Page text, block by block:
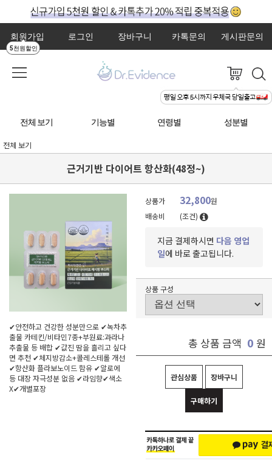
회원가입
5천원할인
로그인 장바구니 카톡문의 게시판문의
전체 보기 기능별 연령별 성분별
전체 보기
근거기반 다이어트 항산화(48정~)
✔안전하고 건강한 성분만으로 ✔녹차추
출물 카테킨/비타민7종+부원료:과라나
추출물 등 배합 ✔값진 땀을 흘리고 싶다
면 추천 ✔체지방감소+콜레스테롤 개선
✔항산화 플라보노이드 함유 ✔알로에
등 대장 자극성분 없음 ✔라임향✔색소
X✔개별포장
상품가 32,800원
배송비
(조건)
지금 결제하시면 다음 영업
일에 바로 출고됩니다.
상품 구성
총 상품 금액 0 원
관심상품 장바구니
구매하기